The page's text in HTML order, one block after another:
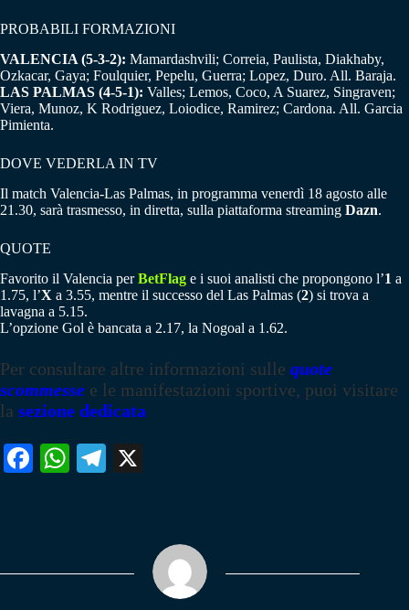
PROBABILI FORMAZIONI
VALENCIA (5-3-2): Mamardashvili; Correia, Paulista, Diakhaby,
Ozkacar, Gaya; Foulquier, Pepelu, Guerra; Lopez, Duro. All. Baraja.
LAS PALMAS (4-5-1): Valles; Lemos, Coco, A Suarez, Singraven;
Viera, Munoz, K Rodriguez, Loiodice, Ramirez; Cardona. All. Garcia
Pimienta.
DOVE VEDERLA IN TV
Il match Valencia-Las Palmas, in programma venerdì 18 agosto alle
21.30, sarà trasmesso, in diretta, sulla piattaforma streaming Dazn.
QUOTE
Favorito il Valencia perBetFlag e i suoi analisti che propongono l’1 a
1.75, l’X a 3.55, mentre il successo del Las Palmas (2) si trova a
lavagna a 5.15.
L’opzione Gol è bancata a 2.17, la Nogoal a 1.62.
Per consultare altre informazioni sulle quote
scommesse e le manifestazioni sportive, puoi visitare
la sezione dedicata
Fa W
pp
Te
m